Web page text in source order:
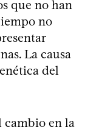
que no han
no
La causa
del
cambio en la